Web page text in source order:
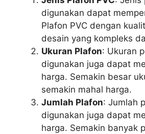
digunakan dapat
Plafon PVC dengan
desain yang kompleks
Ukuran Plafon: Ukuran
digunakan juga dapat
harga. Semakin besar
semakin mahal harga.
Jumlah Plafon: Jumlah
digunakan juga dapat
harga. Semakin banyak